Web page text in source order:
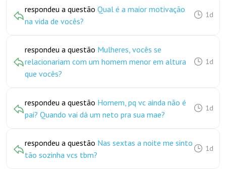
respondeu a questão Qual é a maior motivação
na vida de vocês?
1d
respondeu a questão Mulheres, vocês se
relacionariam com um homem menor em altura
que vocês?
1d
respondeu a questão Homem, pq vc ainda não é
pai? Quando vai dá um neto pra sua mae?
1d
respondeu a questão Nas sextas a noite me sinto
tão sozinha vcs tbm?
1d